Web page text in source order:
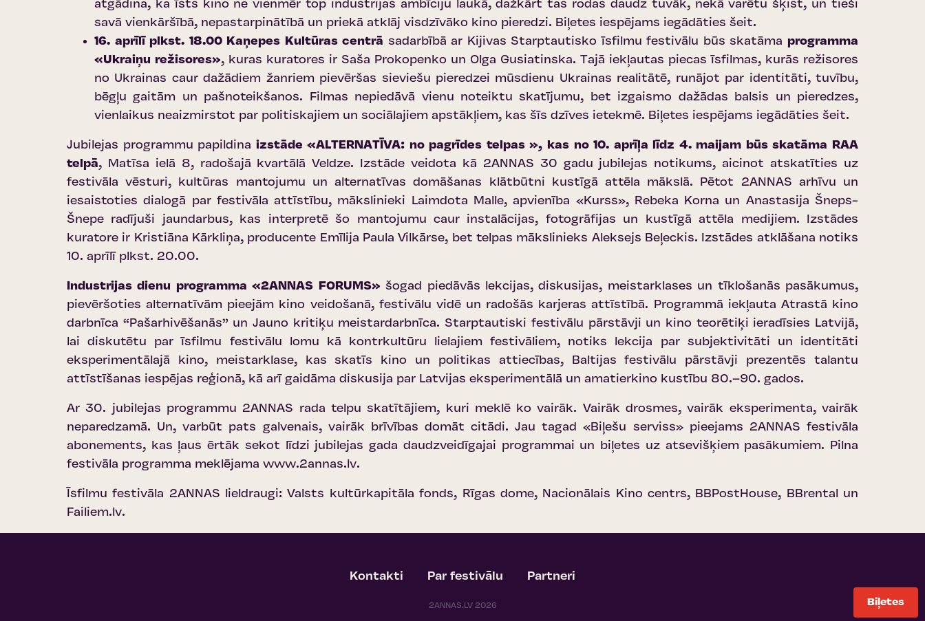
atgādina, ka īsts kino ne vienmēr top industrijas ambīciju laukā, dažkārt tas rodas daudz tuvāk, nekā varētu šķist, un tieši
savā vienkāršībā, nepastarpinātībā un priekā atklāj visdzīvāko kino pieredzi. Biļetes iespējams iegādāties šeit.
16. aprīlī plkst. 18.00 Kaņepes Kultūras centrā sadarbībā ar Kijivas Starptautisko īsfilmu festivālu būs skatāmaprogramma
«Ukraiņu režisores», kuras kuratores ir Saša Prokopenko un Olga Gusiatinska. Tajā iekļautas piecas īsfilmas, kurās režisores
no Ukrainas caur dažādiem žanriem pievēršas sieviešu pieredzei mūsdienu Ukrainas realitātē, runājot par identitāti, tuvību,
bēgļu gaitām un pašnoteikšanos. Filmas nepiedāvā vienu noteiktu skatījumu, bet izgaismo dažādas balsis un pieredzes,
vienlaikus neaizmirstot par politiskajiem un sociālajiem apstākļiem, kas šīs dzīves ietekmē. Biļetes iespējams iegādāties šeit.
Jubilejas programmu papildina izstāde «ALTERNATĪVA: no pagrīdes telpas », kas no 10. aprīļa līdz 4. maijam būs skatāma RAA
telpā, Matīsa ielā 8, radošajā kvartālā Veldze. Izstāde veidota kā 2ANNAS 30 gadu jubilejas notikums, aicinot atskatīties uz
festivāla vēsturi, kultūras mantojumu un alternatīvas domāšanas klātbūtni kustīgā attēla mākslā. Pētot 2ANNAS arhīvu un
iesaistoties dialogā par festivāla attīstību, mākslinieki Laimdota Malle, apvienība «Kurss», Rebeka Korna un Anastasija Šneps-
Šnepe radījuši jaundarbus, kas interpretē šo mantojumu caur instalācijas, fotogrāfijas un kustīgā attēla medijiem. Izstādes
kuratore ir Kristiāna Kārkliņa, producente Emīlija Paula Vilkārse, bet telpas mākslinieks Aleksejs Beļeckis. Izstādes atklāšana notiks
10. aprīlī plkst. 20.00.
Industrijas dienu programma «2ANNAS FORUMS» šogad piedāvās lekcijas, diskusijas, meistarklases un tīklošanās pasākumus,
pievēršoties alternatīvām pieejām kino veidošanā, festivālu vidē un radošās karjeras attīstībā. Programmā iekļauta Atrastā kino
darbnīca “Pašarhivēšanās” un Jauno kritiķu meistardarbnīca. Starptautiski festivālu pārstāvji un kino teorētiķi ieradīsies Latvijā,
lai diskutētu par īsfilmu festivālu lomu kā kontrkultūru lielajiem festivāliem, notiks lekcija par subjektivitāti un identitāti
eksperimentālajā kino, meistarklase, kas skatīs kino un politikas attiecības, Baltijas festivālu pārstāvji prezentēs talantu
attīstīšanas iespējas reģionā, kā arī gaidāma diskusija par Latvijas eksperimentālā un amatierkino kustību 80.–90. gados.
Ar 30. jubilejas programmu 2ANNAS rada telpu skatītājiem, kuri meklē ko vairāk. Vairāk drosmes, vairāk eksperimenta, vairāk
neparedzamā. Un, varbūt pats galvenais, vairāk brīvības domāt citādi. Jau tagad «Biļešu serviss» pieejams 2ANNAS festivāla
abonements, kas ļaus ērtāk sekot līdzi jubilejas gada daudzveidīgajai programmai un biļetes uz atsevišķiem pasākumiem. Pilna
festivāla programma meklējama www.2annas.lv.
Īsfilmu festivāla 2ANNAS lieldraugi: Valsts kultūrkapitāla fonds, Rīgas dome, Nacionālais Kino centrs, BBPostHouse, BBrental un
Failiem.lv.
Kontakti Par festivālu Partneri
2ANNAS.LV 2026